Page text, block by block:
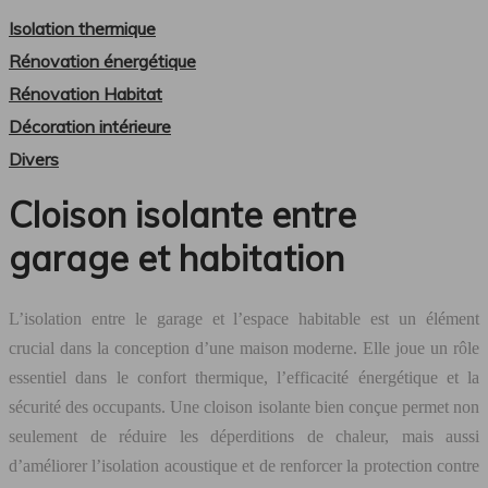
Isolation thermique
Rénovation énergétique
Rénovation Habitat
Décoration intérieure
Divers
Cloison isolante entre
garage et habitation
L’isolation entre le garage et l’espace habitable est un élément
crucial dans la conception d’une maison moderne. Elle joue un rôle
essentiel dans le confort thermique, l’efficacité énergétique et la
sécurité des occupants. Une cloison isolante bien conçue permet non
seulement de réduire les déperditions de chaleur, mais aussi
d’améliorer l’isolation acoustique et de renforcer la protection contre